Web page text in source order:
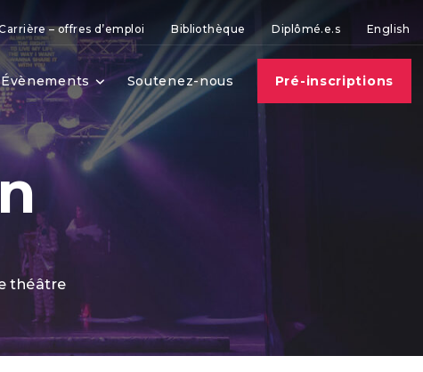
– offres d’emploi Bibliothèque Diplômé.e.s English
Soutenez-nous Pré-inscriptions
théâtre